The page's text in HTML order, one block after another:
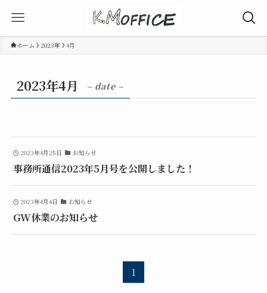
ホーム 2023年 4月
2023年4月 – date –
2023年4月25日 お知らせ
事務所通信2023年5月号を公開しました！
2023年4月4日 お知らせ
GW休業のお知らせ
1